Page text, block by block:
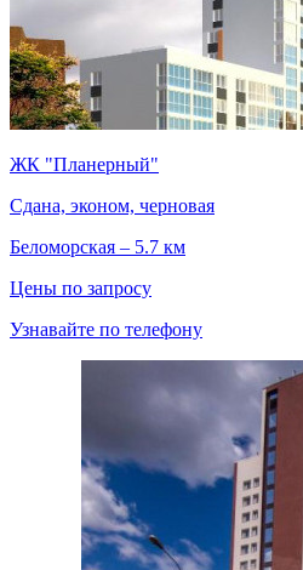
ЖК "Планерный"
Сдана, эконом, черновая
Беломорская – 5.7 км
Цены по запросу
Узнавайте по телефону